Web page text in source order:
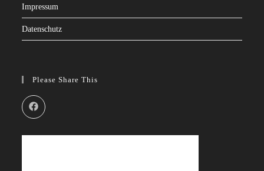
Impressum
Datenschutz
Please Share This